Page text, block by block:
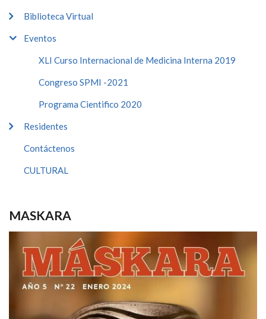
Biblioteca Virtual
Eventos
XLI Curso Internacional de Medicina Interna 2019
Congreso SPMI -2021
Programa Cientifico 2020
Residentes
Contáctenos
CULTURAL
MASKARA